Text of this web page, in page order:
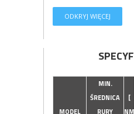
ODKRYJ WIĘCEJ
MODEL
MIN.
ŚREDNICA
RURY
[
NM